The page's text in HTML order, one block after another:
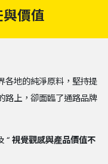
價值
各地的純淨原料，堅持提
路上，卻面臨了通路品牌
“視覺觀感與產品價值不